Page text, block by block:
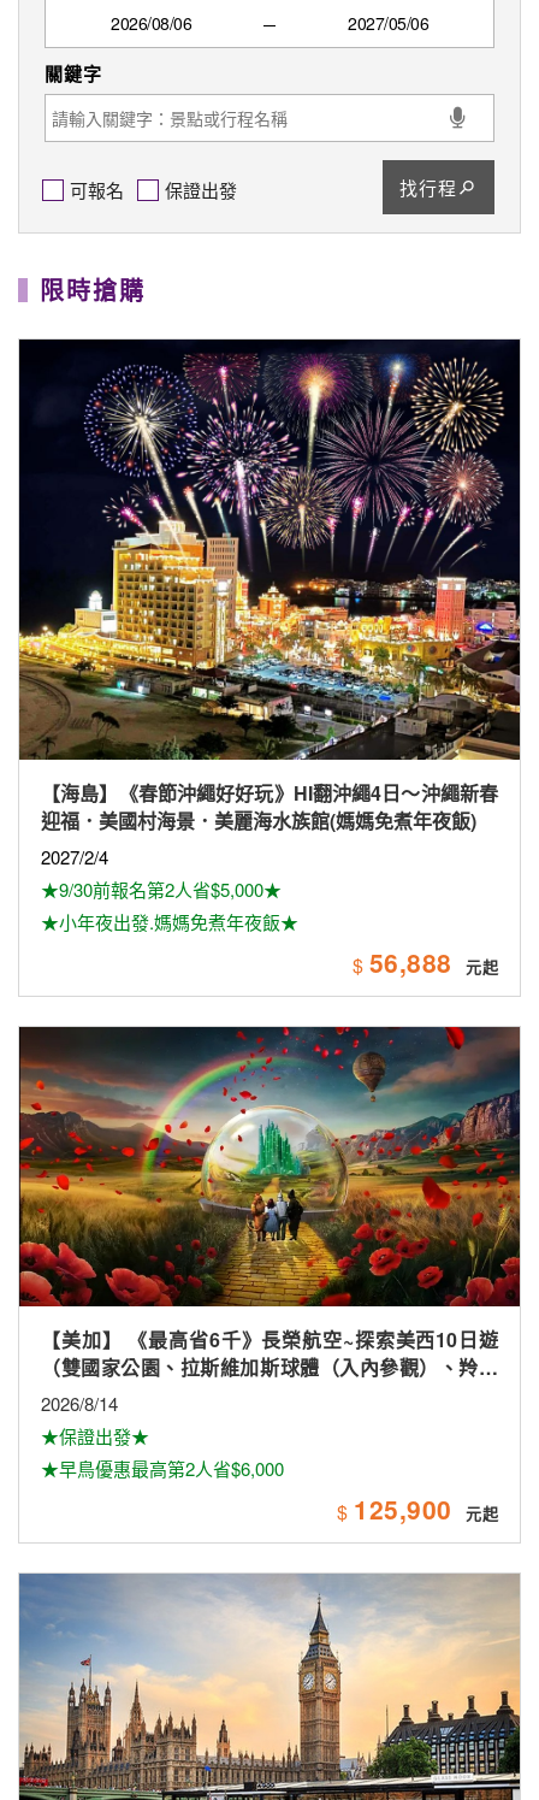
可報名 保證出發 找行程
限時搶購
【海島】《春節沖繩好好玩》HI翻沖繩4日～沖繩新春
迎福．美國村海景．美麗海水族館(媽媽免煮年夜飯)
2027/2/4
★9/30前報名第2人省$5,000★
★小年夜出發.媽媽免煮年夜飯★
$ 56,888
【美加】 《最高省6千》長榮航空~探索美西10日遊
（雙國家公園、拉斯維加斯球體（入內參觀）、羚羊
峽谷雙奇觀、環球影城）
2026/8/14
★保證出發★
★早鳥優惠最高第2人省$6,000
$ 125,900